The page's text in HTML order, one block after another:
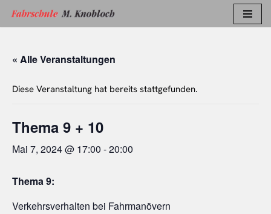
springen
« Alle Veranstaltungen
Diese Veranstaltung hat bereits stattgefunden.
Thema 9 + 10
Mai 7, 2024 @ 17:00 -20:00
Thema 9:
Verkehrsverhalten bei Fahrmanövern